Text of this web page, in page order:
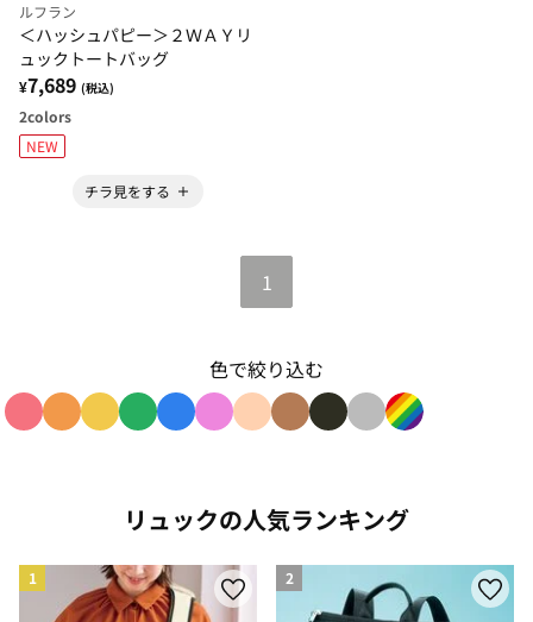
ルフラン
＜ハッシュパピー＞２ＷＡＹリ
ュックトートバッグ
¥7,689 (税込)
2colors
NEW
チラ見をする
1
色で絞り込む
リュックの人気ランキング
1 2